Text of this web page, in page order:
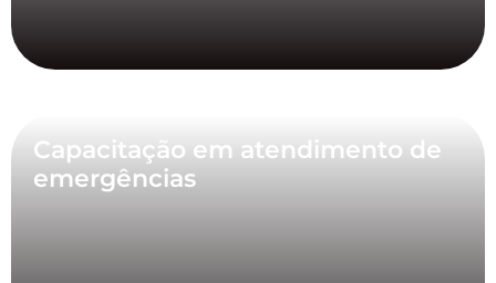
Capacitação em atendimento de
emergências